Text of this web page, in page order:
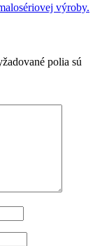
výroby.
polia sú